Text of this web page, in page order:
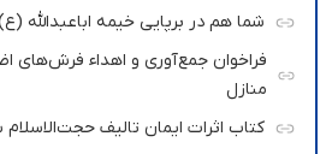
شما هم در برپایی خیمه اباعبدالله
فراخوان جمع‌آوری و اهداء فرش‌های
منازل
کتاب اثرات ایمان تالیف